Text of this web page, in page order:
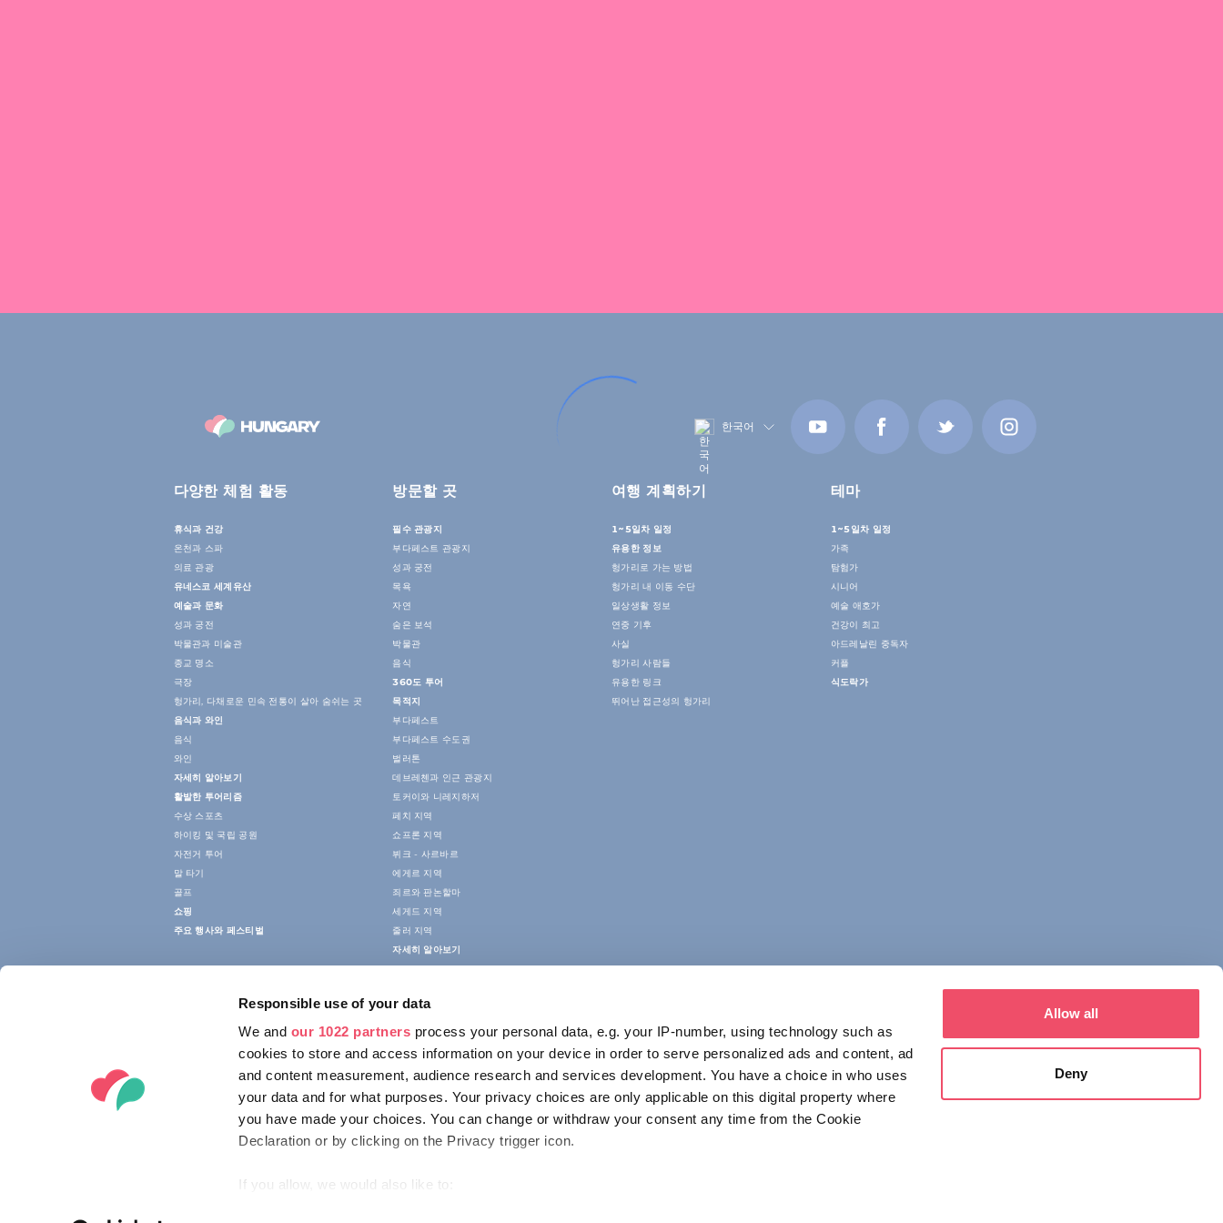
Responsible use of your data
We and our 1022 partners process your personal data, e.g. your IP-number, using technology such as
cookies to store and access information on your device in order to serve personalized ads and content, ad
and content measurement, audience research and services development. You have a choice in who uses
your data and for what purposes. Your privacy choices are only applicable on this digital property where
you have made your choices. You can change or withdraw your consent any time from the Cookie
Declaration or by clicking on the Privacy trigger icon.
If you allow, we would also like to:
Allow all
Deny
한국어
다양한 체험 활동
휴식과 건강
온천과 스파
의료 관광
유네스코 세계유산
예술과 문화
성과 궁전
박물관과 미술관
종교 명소
극장
헝가리, 다채로운 민속 전통이 살아 숨쉬는 곳
음식과 와인
음식
와인
자세히 알아보기
활발한 투어리즘
수상 스포츠
하이킹 및 국립 공원
자전거 투어
말 타기
골프
쇼핑
주요 행사와 페스티벌
방문할 곳
필수 관광지
부다페스트 관광지
성과 궁전
목욕
자연
숨은 보석
박물관
음식
360도 투어
목적지
부다페스트
부다페스트 수도권
벌러톤
데브레첸과 인근 관광지
토커이와 니레지하저
페치 지역
쇼프론 지역
뷔크 - 사르바르
에게르 지역
죄르와 판논할마
세게드 지역
줄러 지역
자세히 알아보기
여행 계획하기
1~5일차 일정
유용한 정보
헝가리로 가는 방법
헝가리 내 이동 수단
일상생활 정보
연중 기후
사실
헝가리 사람들
유용한 링크
뛰어난 접근성의 헝가리
테마
1~5일차 일정
가족
탐험가
시니어
예술 애호가
건강이 최고
아드레날린 중독자
커플
식도락가
접촉
Alkotás utca 19